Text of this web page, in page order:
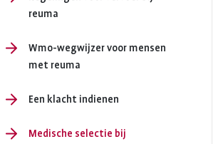
kan
om je
reuma
Wmo-wegwijzer voor mensen
met reuma
Een klacht indienen
Medische selectie bij